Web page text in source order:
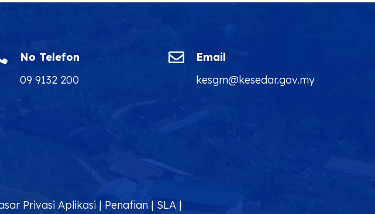
No Telefon
09 9132 200

Email
kesgm@kesedar.gov.my
Privasi Aplikasi| Penafian| SLA|